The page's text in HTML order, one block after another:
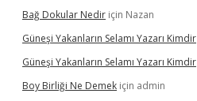
Bağ Dokular Nedir için Nazan
Güneşi Yakanların Selamı Yazarı Kimdir
Güneşi Yakanların Selamı Yazarı Kimdir
Boy Birliği Ne Demek için admin